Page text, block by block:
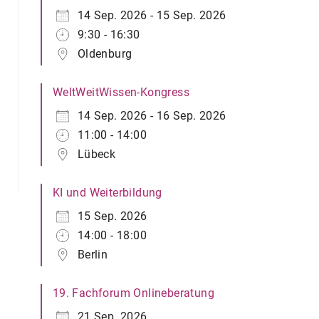
14 Sep. 2026 - 15 Sep. 2026
9:30 - 16:30
Oldenburg
WeltWeitWissen-Kongress
14 Sep. 2026 - 16 Sep. 2026
11:00 - 14:00
Lübeck
KI und Weiterbildung
15 Sep. 2026
14:00 - 18:00
Berlin
19. Fachforum Onlineberatung